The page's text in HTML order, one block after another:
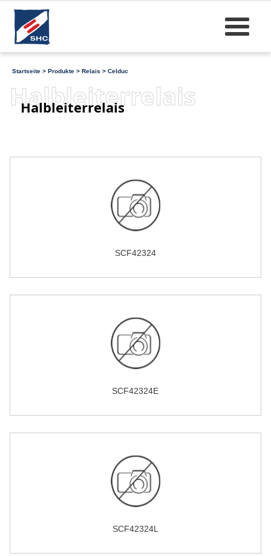
Startseite > Produkte > Relais > Celduc
Halbleiterrelais
Halbleiterrelais
SCF42324
SCF42324E
SCF42324L